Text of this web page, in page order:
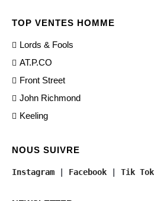
TOP VENTES HOMME
Lords & Fools
AT.P.CO
Front Street
John Richmond
Keeling
NOUS SUIVRE
Instagram | Facebook | Tik Tok